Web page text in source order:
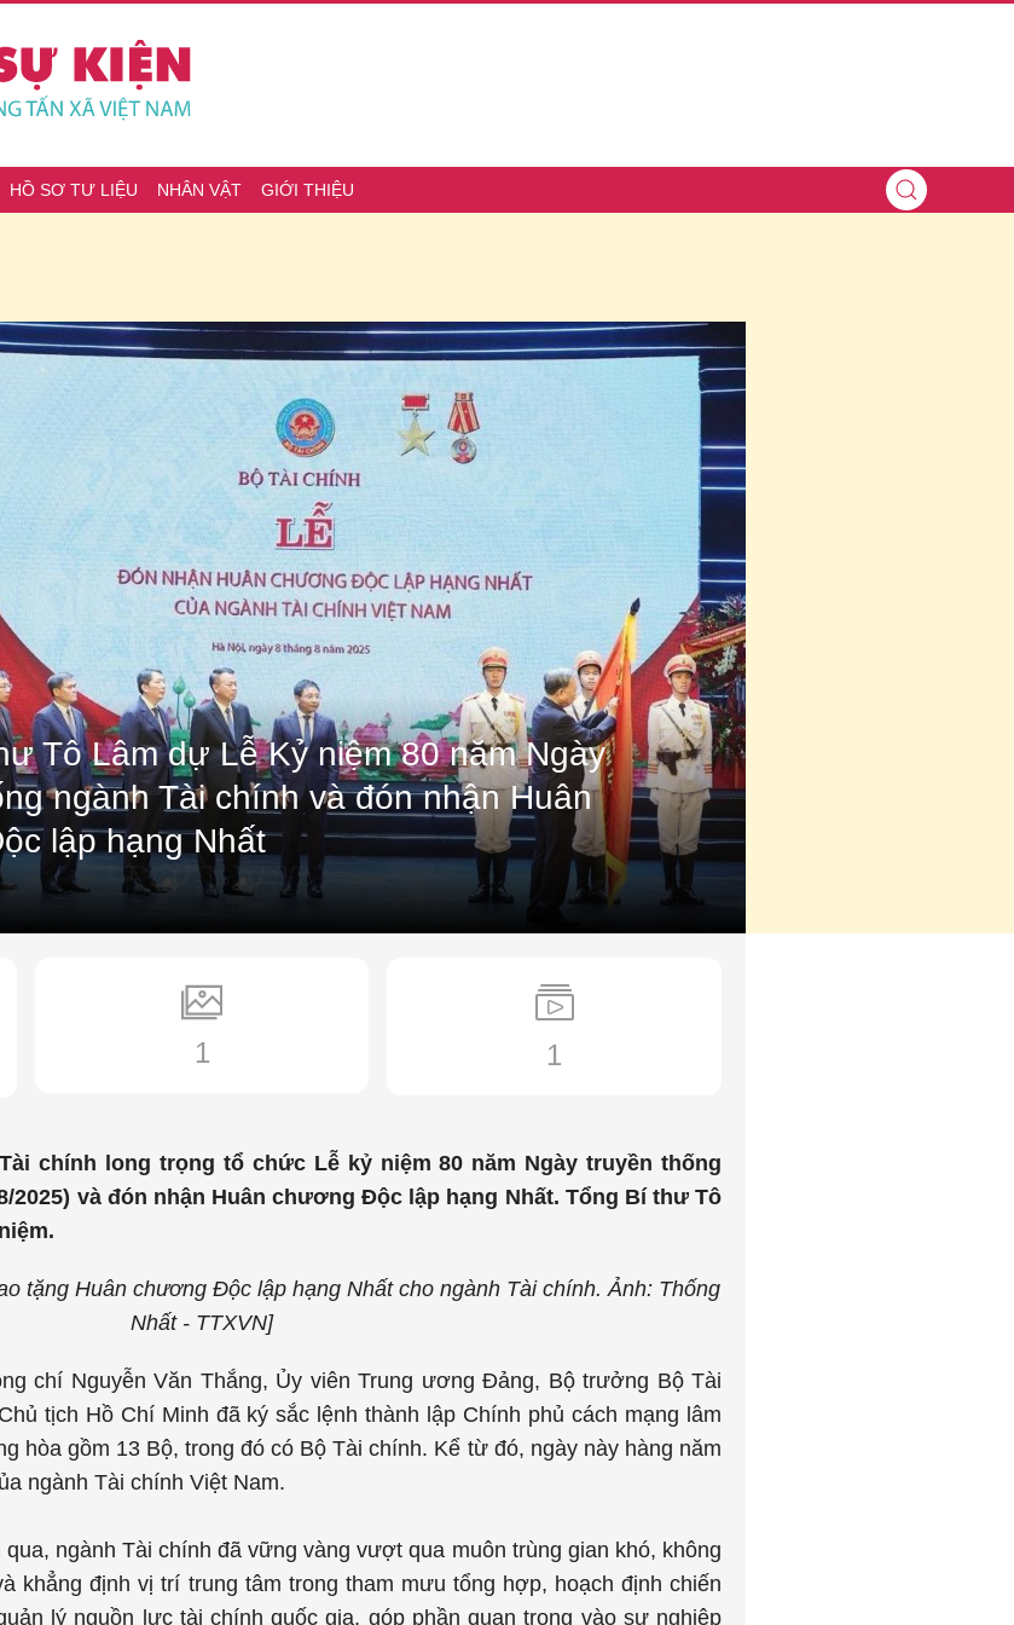
HỒ SƠ TƯ LIỆU NHÂN VẬT GIỚI THIỆU
Tô Lâm dự Lễ Kỷ niệm 80 năm Ngày
ngành Tài chính và đón nhận Huân
lập hạng Nhất
1 1
chính long trọng tổ chức Lễ kỷ niệm 80 năm Ngày truyền thống
2025) và đón nhận Huân chương Độc lập hạng Nhất. Tổng Bí thư Tô
tặng Huân chương Độc lập hạng Nhất cho ngành Tài chính. Ảnh: Thống
Nhất - TTXVN]
chí Nguyễn Văn Thắng, Ủy viên Trung ương Đảng, Bộ trưởng Bộ Tài
tịch Hồ Chí Minh đã ký sắc lệnh thành lập Chính phủ cách mạng lâm
hòa gồm 13 Bộ, trong đó có Bộ Tài chính. Kể từ đó, ngày này hàng năm
ngành Tài chính Việt Nam.
ngành Tài chính đã vững vàng vượt qua muôn trùng gian khó, không
khẳng định vị trí trung tâm trong tham mưu tổng hợp, hoạch định chiến
lý nguồn lực tài chính quốc gia, góp phần quan trọng vào sự nghiệp